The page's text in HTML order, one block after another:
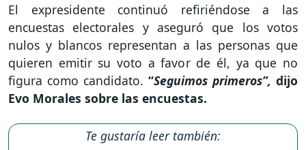
El expresidente continuó refiriéndose a las
encuestas electorales y aseguró que los votos
nulos y blancos representan a las personas que
quieren emitir su voto a favor de él, ya que no
figura como candidato. “Seguimos primeros”, dijo
Evo Morales sobre las encuestas.
Te gustaría leer también: